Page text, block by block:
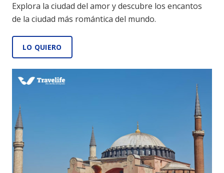
Explora la ciudad del amor y descubre los encantos
de la ciudad más romántica del mundo.
LO QUIERO